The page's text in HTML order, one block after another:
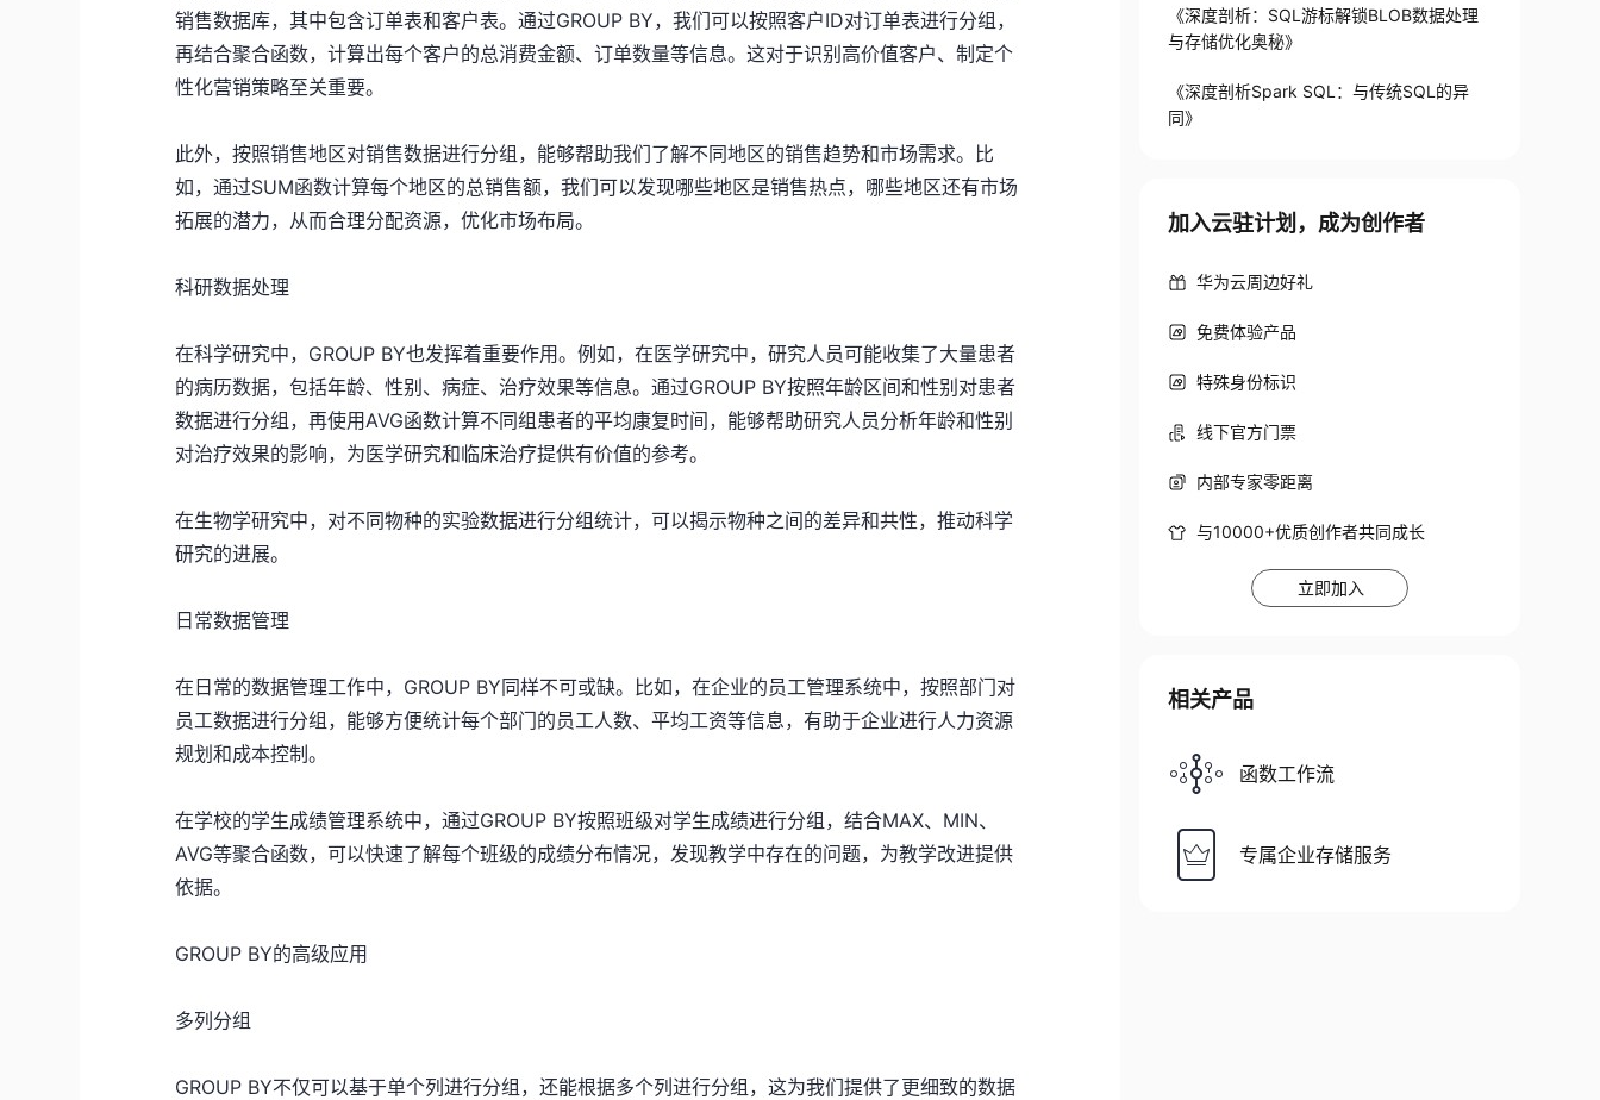
销售数据库，其中包含订单表和客户表。通过GROUP BY，我们可以按照客户ID对订单表进行分组，
再结合聚合函数，计算出每个客户的总消费金额、订单数量等信息。这对于识别高价值客户、制定个
性化营销策略至关重要。
此外，按照销售地区对销售数据进行分组，能够帮助我们了解不同地区的销售趋势和市场需求。比
如，通过SUM函数计算每个地区的总销售额，我们可以发现哪些地区是销售热点，哪些地区还有市场
拓展的潜力，从而合理分配资源，优化市场布局。
科研数据处理
在科学研究中，GROUP BY也发挥着重要作用。例如，在医学研究中，研究人员可能收集了大量患者
的病历数据，包括年龄、性别、病症、治疗效果等信息。通过GROUP BY按照年龄区间和性别对患者
数据进行分组，再使用AVG函数计算不同组患者的平均康复时间，能够帮助研究人员分析年龄和性别
对治疗效果的影响，为医学研究和临床治疗提供有价值的参考。
在生物学研究中，对不同物种的实验数据进行分组统计，可以揭示物种之间的差异和共性，推动科学
研究的进展。
日常数据管理
在日常的数据管理工作中，GROUP BY同样不可或缺。比如，在企业的员工管理系统中，按照部门对
员工数据进行分组，能够方便统计每个部门的员工人数、平均工资等信息，有助于企业进行人力资源
规划和成本控制。
在学校的学生成绩管理系统中，通过GROUP BY按照班级对学生成绩进行分组，结合MAX、MIN、
AVG等聚合函数，可以快速了解每个班级的成绩分布情况，发现教学中存在的问题，为教学改进提供
依据。
GROUP BY的高级应用
多列分组
GROUP BY不仅可以基于单个列进行分组，还能根据多个列进行分组，这为我们提供了更细致的数据
《深度剖析：SQL游标解锁BLOB数据处理
与存储优化奥秘》
《深度剖析Spark SQL：与传统SQL的异
同》
加入云驻计划，成为创作者
华为云周边好礼
免费体验产品
特殊身份标识
线下官方门票
内部专家零距离
与10000+优质创作者共同成长
立即加入
相关产品
函数工作流
专属企业存储服务